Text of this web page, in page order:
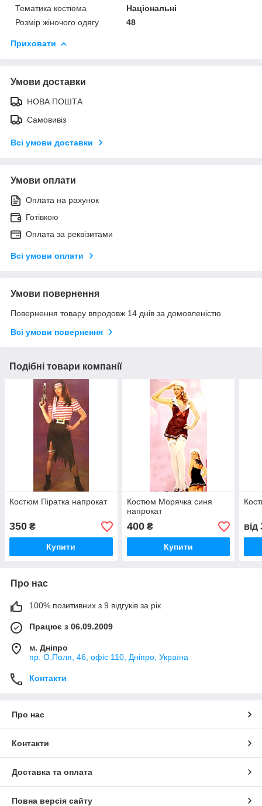
Тематика костюма
Національні
Розмір жіночого одягу
48
Приховати
Умови доставки
НОВА ПОШТА
Самовивіз
Всі умови доставки
Умови оплати
Оплата на рахунок
Готівкою
Оплата за реквізитами
Всі умови оплати
Умови повернення
Повернення товару впродовж 14 днів за домовленістю
Всі умови повернення
Подібні товари компанії
Костюм Піратка напрокат
350 ₴
Купити
Костюм Морячка синя
напрокат
400₴
Купити
від
Про нас
100% позитивних з 9 відгуків за рік
Працює з 06.09.2009
м. Дніпро
пр. О.Поля, 46, офіс 110, Дніпро, Україна
Контакти
Про нас
Контакти
Доставка та оплата
Повна версія сайту